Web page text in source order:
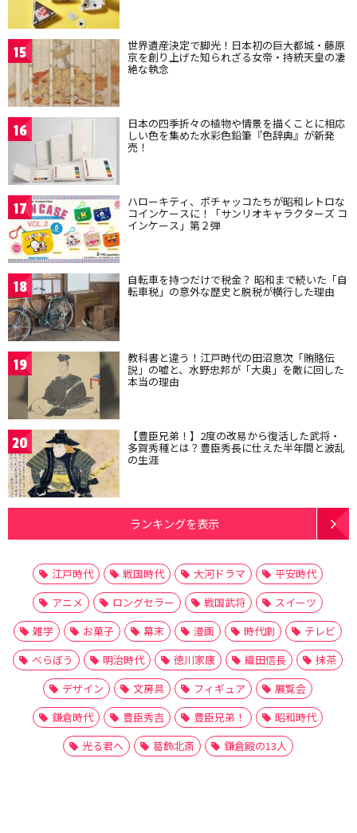
15 世界遺産決定で脚光！日本初の巨大都城・藤原
京を創り上げた知られざる女帝・持統天皇の凄
絶な執念
16 日本の四季折々の植物や情景を描くことに相応
しい色を集めた水彩色鉛筆『色辞典』が新発
売！
17 ハローキティ、ポチャッコたちが昭和レトロな
コインケースに！「サンリオキャラクターズ コ
インケース」第２弾
18 自転車を持つだけで税金？ 昭和まで続いた「自
転車税」の意外な歴史と脱税が横行した理由
19 教科書と違う！江戸時代の田沼意次「賄賂伝
説」の嘘と、水野忠邦が「大奥」を敵に回した
本当の理由
20 【豊臣兄弟！】2度の改易から復活した武将・
多賀秀種とは？豊臣秀長に仕えた半年間と波乱
の生涯
ランキングを表示
江戸時代 戦国時代 大河ドラマ
平安時代
アニメ
ロングセラー 戦国武将
スイーツ
雑学
お菓子 幕末 漫画 時代劇
テレビ
べらぼう
明治時代 徳川家康 織田信長
抹茶
デザイン
文房具 フィギュア
展覧会
鎌倉時代
豊臣秀吉 豊臣兄弟！
昭和時代
光る君へ
葛飾北斎 鎌倉殿の13人